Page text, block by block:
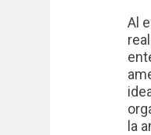
Al
la